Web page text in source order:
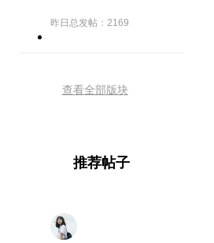
昨日总发帖：2169
查看全部版块
推荐帖子